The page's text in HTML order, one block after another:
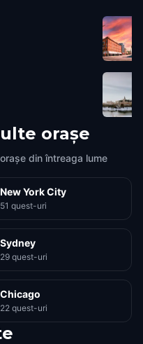
orașe
din întreaga lume
New York City
51 quest-uri
Sydney
29 quest-uri
Chicago
22 quest-uri